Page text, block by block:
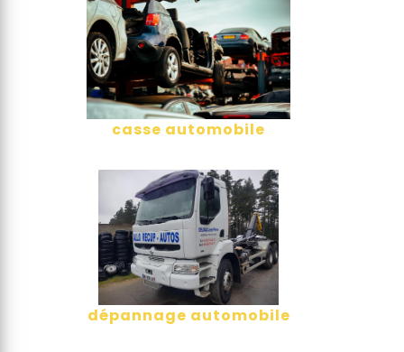
casse automobile
dépannage automobile